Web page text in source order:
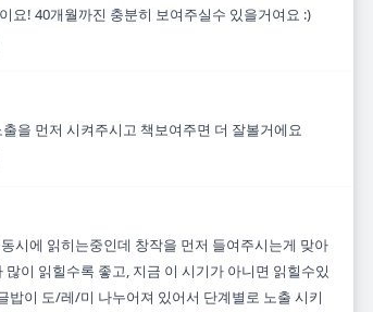
요! 40개월까진 충분히 보여주실수 있을거여요 :)
을 먼저 시켜주시고 책보여주면 더 잘볼거에요
시에 읽히는중인데 창작을 먼저 들여주시는게 맞아
이 읽힐수록 좋고, 지금 이 시기가 아니면 읽힐수있
밥이 도/레/미 나누어져 있어서 단계별로 노출 시키